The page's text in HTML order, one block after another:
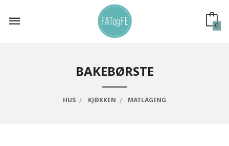
innholdet
0
BAKEBØRSTE
HUS KJØKKEN MATLAGING